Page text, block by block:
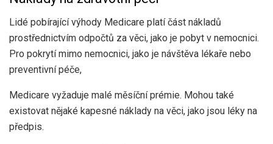
Lidé pobírající výhody Medicare platí část nákladů
prostřednictvím odpočtů za věci, jako je pobyt v nemocnici.
Pro pokrytí mimo nemocnici, jako je návštěva lékaře nebo
preventivní péče,
Medicare vyžaduje malé měsíční prémie. Mohou také
existovat nějaké kapesné náklady na věci, jako jsou léky na
předpis.